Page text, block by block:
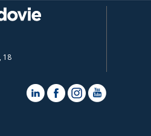
18